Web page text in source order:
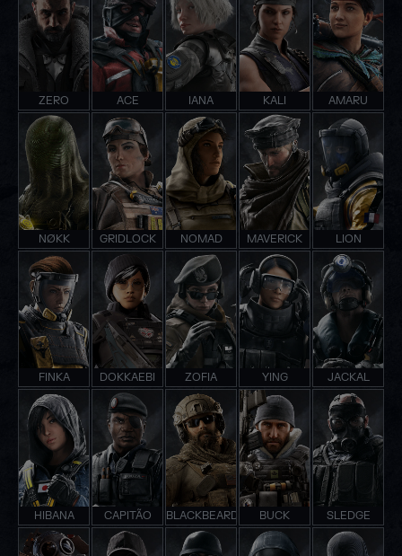
ZERO ACE IANA KALI AMARU
NØKK GRIDLOCK NOMAD MAVERICK LION
FINKA DOKKAEBI ZOFIA YING JACKAL
HIBANA CAPITÃO BLACKBEARD BUCK SLEDGE